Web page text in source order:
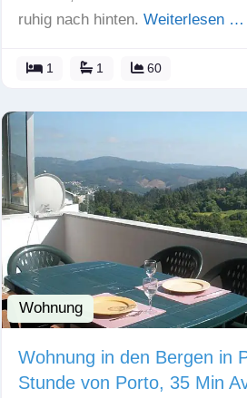
ruhig nach hinten. Weiterlesen …
1 1 60
Wohnung
Wohnung in den Bergen in
Stunde von Porto, 35 Min